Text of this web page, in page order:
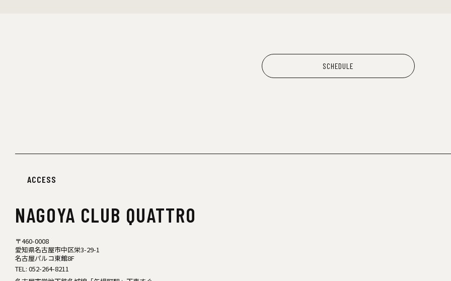
SCHEDULE
ACCESS
NAGOYA CLUB QUATTRO
〒460-0008
愛知県名古屋市中区栄3-29-1
名古屋パルコ東館8F
TEL: 052-264-8211